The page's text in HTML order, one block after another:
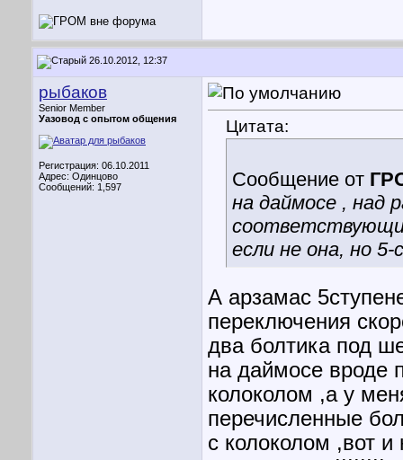
26.10.2012, 12:37
рыбаков
Senior Member
Уазовод с опытом общения
Регистрация: 06.10.2011
Адрес: Одинцово
Сообщений: 1,597
Цитата:
Сообщение от
на даймосе , над
если не она, но
А арзамас
переключения
два болтика под
на даймосе вроде
колоколом ,а у
перечисленные
с колоколом ,вот и